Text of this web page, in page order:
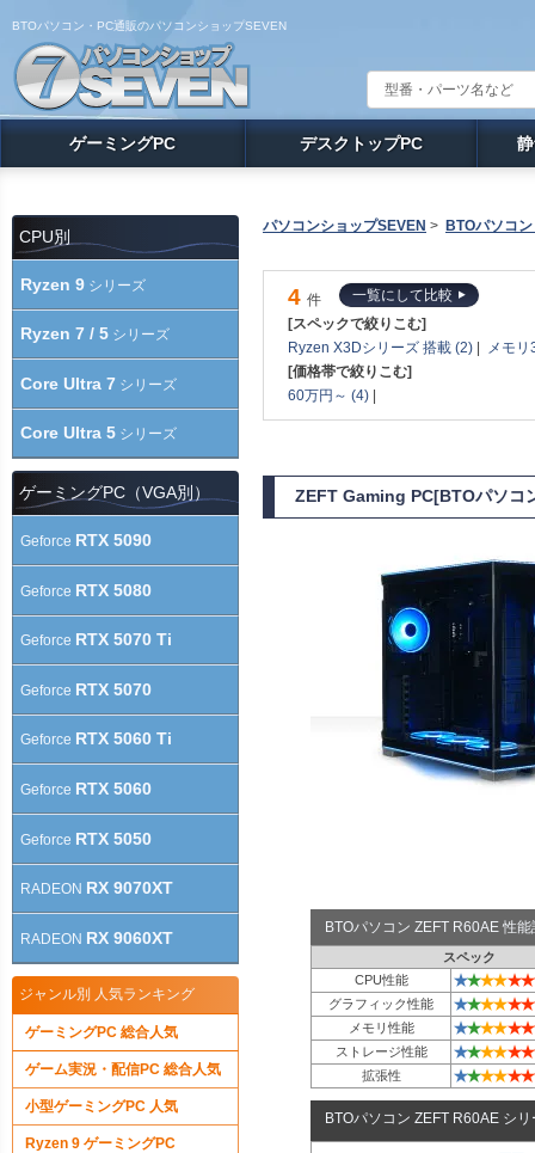
BTOパソコン・PC通販のパソコンショップSEVEN
ゲーミングPC デスクトップPC
パソコンショップSEVEN > BTOパソコ
4 件
一覧にして比較
[スペックで絞りこむ]
Ryzen X3Dシリーズ 搭載 (2) |
メモ
[価格帯で絞りこむ]
60万円～ (4) |
ZEFT Gaming PC[BTOパソコ
BTOパソコン ZEFT R60AE 性
スペック
CPU性能
★★★★★★
グラフィック性能 ★★★★★★
メモリ性能 ★★★★★★
ストレージ性能 ★★★★★★
拡張性 ★★★★★★
BTOパソコン ZEFT R60AE シリ
CPU別
Ryzen 9 シリーズ
Ryzen 7 / 5 シリーズ
Core Ultra 7 シリーズ
Core Ultra 5 シリーズ
ゲーミングPC（VGA別）
Geforce RTX 5090
Geforce RTX 5080
Geforce RTX 5070 Ti
Geforce RTX 5070
Geforce RTX 5060 Ti
Geforce RTX 5060
Geforce RTX 5050
RADEON RX 9070XT
RADEON RX 9060XT
ジャンル別 人気ランキング
ゲーミングPC 総合人気
ゲーム実況・配信PC 総合人気
小型ゲーミングPC 人気
Ryzen 9 ゲーミングPC